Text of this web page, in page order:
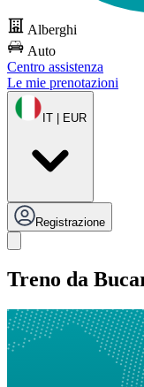
Alberghi
Auto
Centro assistenza
Le mie prenotazioni
IT | EUR
Registrazione
Treno da